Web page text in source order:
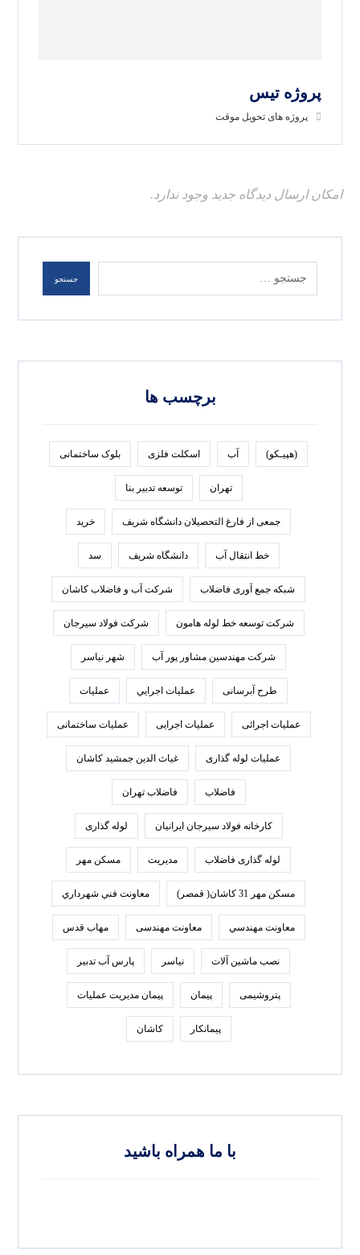
پروژه تیس
پروژه های تحویل موقت
امکان ارسال دیدگاه جدید وجود ندارد.
برچسب ها
(هپیـکو) آب اسکلت فلزی بلوک ساختمانی
تهران توسعه تدبير بنا
جمعی از فارغ التحصیلان دانشگاه شریف خرید
خط انتقال آب دانشگاه شریف سد
شبکه جمع آوری فاضلاب شرکت آب و فاضلاب کاشان
شرکت توسعه خط لوله هامون شرکت فولاد سيرجان
شرکت مهندسین مشاور پور آب شهر نیاسر
طرح آبرسانی عمليات اجرايي عملیات
عملیات اجرائی عملیات اجرایی عملیات ساختمانی
عملیات لوله گذاری غیاث الدین جمشید کاشان
فاضلاب فاضلاب تهران
كارخانه فولاد سيرجان ايرانيان لوله گذاری
لوله گذاری فاضلاب مدیریت مسکن مهر
مسکن مهر 31 کاشان( قمصر) معاونت فني شهرداري
معاونت مهندسي معاونت مهندسی مهاب قدس
نصب ماشین آلات نیاسر پارس‌ آب تدبير
پتروشیمی پیمان پیمان مدیریت عملیات
پیمانکار کاشان
با ما همراه باشید